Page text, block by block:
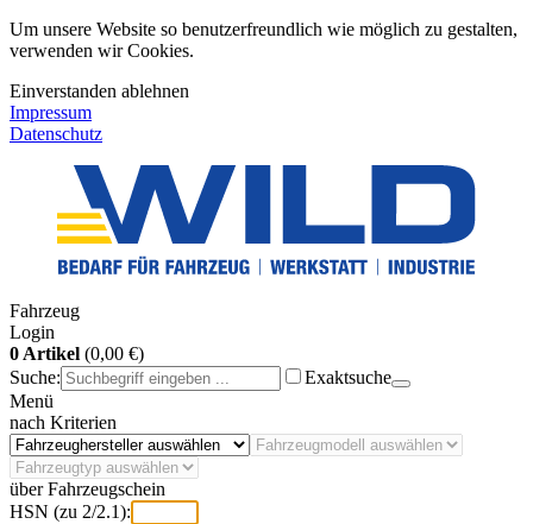
Um unsere Website so benutzerfreundlich wie möglich zu gestalten,
verwenden wir Cookies.
Einverstanden ablehnen
Impressum
Datenschutz
Fahrzeug
Login
0 Artikel (0,00 €)
Suche:
Exaktsuche
Menü
nach Kriterien
über Fahrzeugschein
HSN (zu 2/2.1):